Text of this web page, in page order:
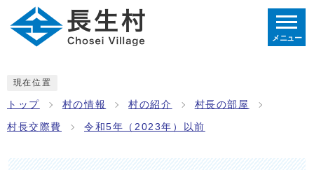
メニュー
現在位置
トップ 村の情報 村の紹介 村長の部屋
村長交際費 令和5年（2023年）以前